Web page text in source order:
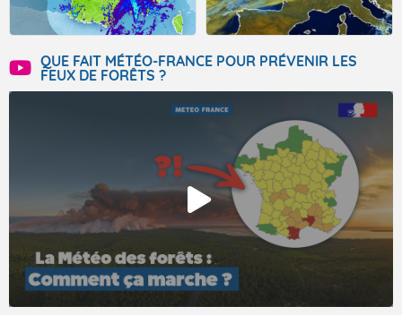
QUE FAIT MÉTÉO-FRANCE POUR PRÉVENIR LES
FEUX DE FORÊTS ?